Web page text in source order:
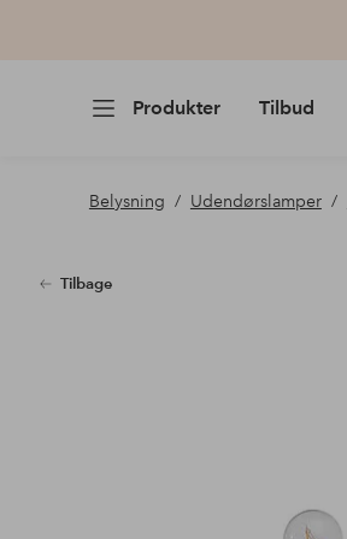
Produkter Tilbud
Belysning Udendørslamper
Tilbage